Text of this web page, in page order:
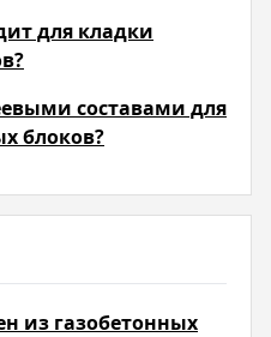
для кладки
составами для
блоков?
из газобетонных